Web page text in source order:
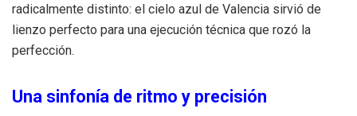
radicalmente distinto: el cielo azul de Valencia sirvió de
lienzo perfecto para una ejecución técnica que rozó la
perfección.
Una sinfonía de ritmo y precisión